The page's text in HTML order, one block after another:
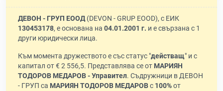
ДЕВОН - ГРУП ЕООД(DEVON - GRUP EOOD), с ЕИК
130453178, е основана на 04.01.2001 г. и е свързана с 1
други юридически лица.
Към момента дружеството е със статус "действащ" и с
капитал от € 2 556,5. Представлява се от МАРИЯН
ТОДОРОВ МЕДАРОВ - Управител. Съдружници в ДЕВОН
- ГРУП са МАРИЯН ТОДОРОВ МЕДАРОВс 100%от